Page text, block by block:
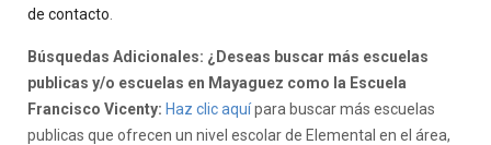
de contacto
Búsquedas Adicionales: ¿Deseas buscar más escuelas
publicas y/o escuelas en Mayaguez como la Escuela
Francisco Vicenty: Haz clic aquípara buscar más escuelas
publicas que ofrecen un nivel escolar de Elemental en el área,